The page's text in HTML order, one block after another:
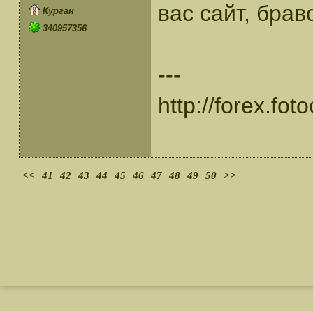
Курган
340957356
вас сайт,
---
http://
<< 41 42 43 44 45 46 47 48 49 50 >>